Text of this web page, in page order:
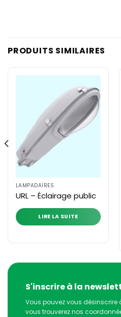
PRODUITS SIMILAIRES
LAMPADAIRES
URL – Éclairage public
LIRE LA SUITE
S'inscrire à la
Vous pouvez vous désinscrire
vous trouverez nos